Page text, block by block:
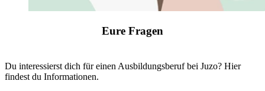
Eure Fragen
Du interessierst dich für einen Ausbildungsberuf bei Juzo? Hier
findest du Informationen.